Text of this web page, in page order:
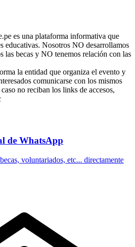
es una plataforma informativa que
educativas. Nosotros NO desarrollamos
las becas y NO tenemos relación con las
la entidad que organiza el evento y
comunicarse con los mismos
no reciban los links de accesos,
de WhatsApp
voluntariados, etc... directamente